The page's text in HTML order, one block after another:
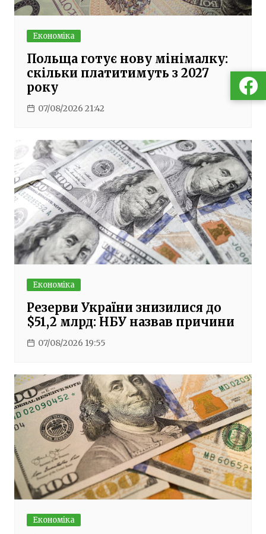
Економіка
Польща готує нову мінімалку:
скільки платитимуть з 2027
року
07/08/2026 21:42
Економіка
Резерви України знизилися до
$51,2 млрд: НБУ назвав причини
07/08/2026 19:55
Економіка